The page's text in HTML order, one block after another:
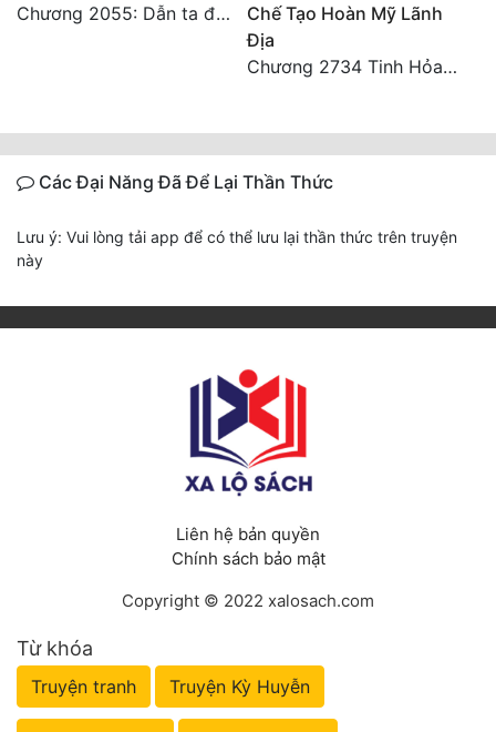
Chương 2055: Dẫn ta đi đại kết cục
Chế Tạo Hoàn Mỹ Lãnh
Địa
Chương 2734 Tinh Hỏa (Đại kết cục) (2)
Các Đại Năng Đã Để Lại Thần Thức
Lưu ý: Vui lòng tải app để có thể lưu lại thần thức trên truyện
này
Liên hệ bản quyền
Chính sách bảo mật
Copyright © 2022 xalosach.com
Từ khóa
Truyện tranh Truyện Kỳ Huyễn